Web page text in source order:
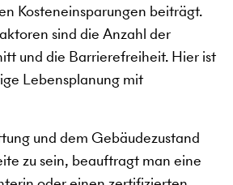
Kosteneinsparungen beiträgt.
sind die Anzahl der
und die Barrierefreiheit. Hier ist
Lebensplanung mit
und dem Gebäudezustand
zu sein, beauftragt man eine